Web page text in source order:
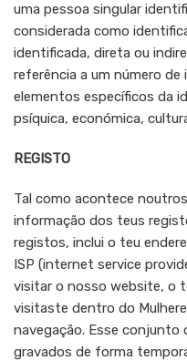
uma pessoa singular
considerada como
identificada, direta ou
referência a um número
elementos específicos da
psíquica, económica,
REGISTO
Tal como acontece
informação dos teus
registos, inclui o teu
ISP (internet service
visitar o nosso website, o
visitaste dentro do
navegação. Esse
gravados de forma